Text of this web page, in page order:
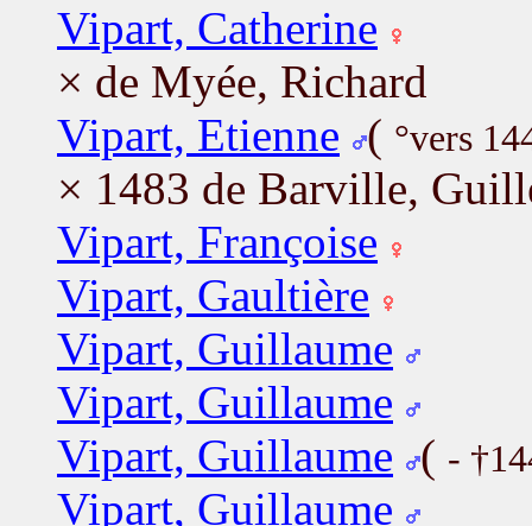
Vipart, Catherine
× de Myée, Richard
Vipart, Etienne ( °vers
× 1483 de Barville,
Vipart, Françoise
Vipart, Gaultière
Vipart, Guillaume
Vipart, Guillaume
Vipart, Guillaume ( -
Vipart, Guillaume